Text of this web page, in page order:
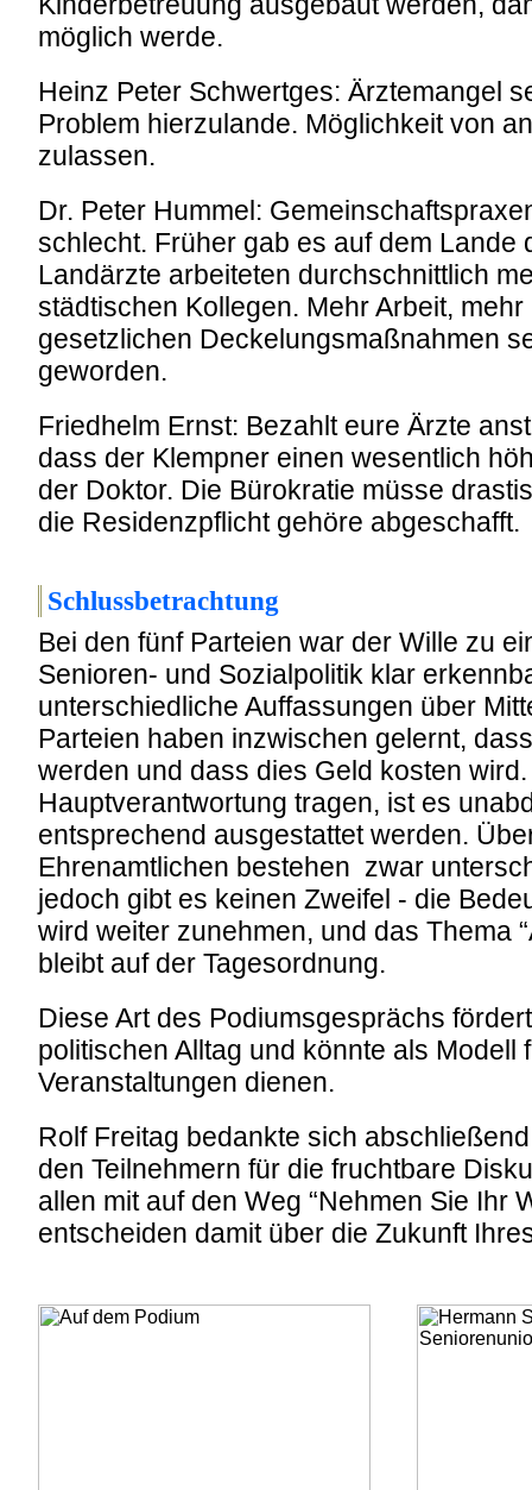
möglich werde.
Heinz Peter Schwertges: Ärztemangel
Problem hierzulande. Möglichkeit von
zulassen.
Dr. Peter Hummel:
schlecht. Früher gab es auf dem Lande
Landärzte arbeiteten durchschnittlich
städtischen Kollegen. Mehr Arbeit,
gesetzlichen Deckelungsmaßnahmen
geworden.
Friedhelm Ernst: Bezahlt eure Ärzte
dass der Klempner einen wesentlich
der Doktor. Die Bürokratie müsse
die Residenzpflicht gehöre abgeschafft.
Schlussbetrachtung
Bei den fünf Parteien war der Wille zu
Senioren- und Sozialpolitik klar
unterschiedliche Auffassungen über
Parteien haben inzwischen gelernt,
werden und dass dies Geld kosten
Hauptverantwortung tragen, ist es
entsprechend ausgestattet werden.
Ehrenamtlichen bestehen zwar
jedoch gibt es keinen Zweifel - die
wird weiter zunehmen, und das Thema
bleibt auf der Tagesordnung.
Diese Art des Podiumsgesprächs
politischen Alltag und könnte als Modell
Veranstaltungen dienen.
Rolf Freitag bedankte sich
den Teilnehmern für die fruchtbare
allen mit auf den Weg “Nehmen Sie Ihr
entscheiden damit über die Zukunft